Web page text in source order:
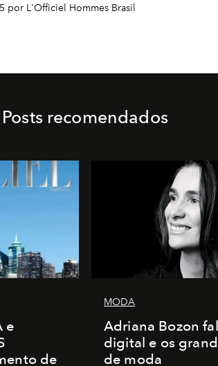
por L'Officiel Hommes Brasil
Posts recomendados
e
de
MODA
Adriana Bozon
digital e os
de moda